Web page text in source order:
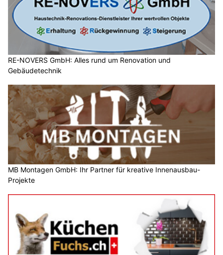
RE-NOVERS GmbH: Alles rund um Renovation und
Gebäudetechnik
MB Montagen GmbH: Ihr Partner für kreative Innenausbau-
Projekte